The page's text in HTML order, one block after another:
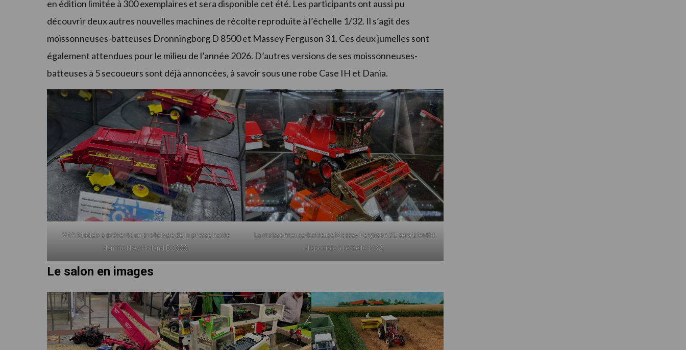
en édition limitée à 300 exemplaires et sera disponible cet été. Les participants ont aussi pu
découvrir deux autres nouvelles machines de récolte reproduite à l’échelle 1/32. Il s’agit des
moissonneuses-batteuses Dronningborg D 8500 et Massey Ferguson 31. Ces deux jumelles sont
également attendues pour le milieu de l’année 2026. D’autres versions de ses moissonneuses-
batteuses à 5 secoueurs sont déjà annoncées, à savoir sous une robe Case IH et Dania.
VKA Models a présenté un prototype de la presse haute
densité New Holland D2000.
La moissonneuse-batteuse Massey Ferguson 31 sera bientôt
disponible à l’échelle 1/32.
Le salon en images